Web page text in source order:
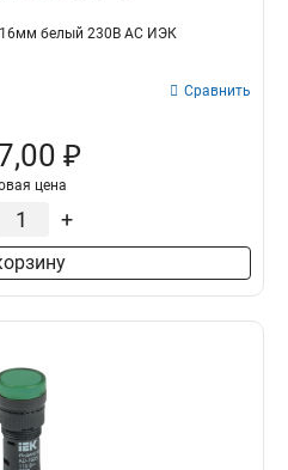
белый 230В AC ИЭК
Сравнить
₽
цена
+